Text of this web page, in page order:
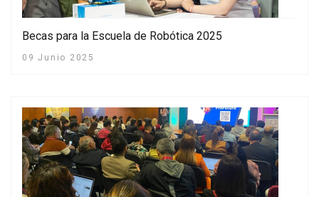
Becas para la Escuela de Robótica 2025
09 Junio 2025